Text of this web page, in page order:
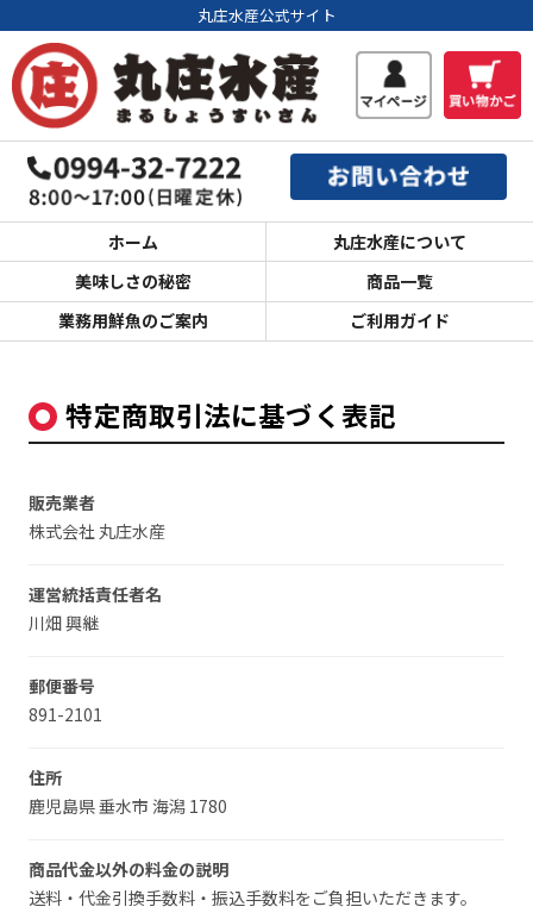
丸庄水産公式サイト
ホーム
丸庄水産について
美味しさの秘密
商品一覧
業務用鮮魚のご案内
ご利用ガイド
特定商取引法に基づく表記
販売業者
株式会社 丸庄水産
運営統括責任者名
川畑 興継
郵便番号
891-2101
住所
鹿児島県 垂水市 海潟 1780
商品代金以外の料金の説明
送料・代金引換手数料・振込手数料をご負担いただきます。